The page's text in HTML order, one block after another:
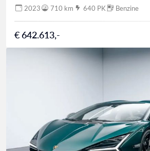
2023 710 km 640 PK Benzine
€ 642.613,-